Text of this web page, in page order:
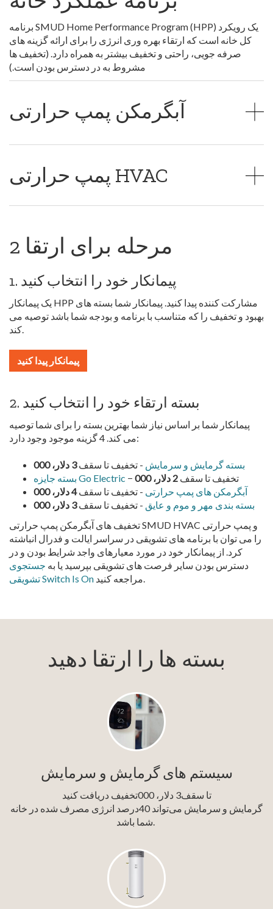
برنامه SMUD Home Performance Program (HPP) یک رویکرد
کل خانه است که ارتقاء بهره وری انرژی را برای ارائه گزینه های
صرفه جویی، راحتی و تخفیف بیشتر به همراه دارد. (تخفیف ها
مشروط به در دسترس بودن است.)
آبگرمکن پمپ حرارتی
پمپ حرارتی HVAC
2 مرحله برای ارتقا
1. پیمانکار خود را انتخاب کنید
یک پیمانکار HPP مشارکت کننده پیدا کنید. پیمانکار شما بسته های
بهبود و تخفیف را که متناسب با برنامه و بودجه شما باشد توصیه می
کند.
پیمانکار پیدا کنید
2. بسته ارتقاء خود را انتخاب کنید
پیمانکار شما بر اساس نیاز شما بهترین بسته را برای شما توصیه
می کند. 4 گزینه موجود وجود دارد:
بسته گرمایش و سرمایش - تخفیف تا سقف3 دلار، 000
بسته جایزه Go Electric
− تخفیف تا سقف
آبگرمکن های پمپ حرارتی - تخفیف تا سقف4 دلار، 000
بسته بندی مهر و موم و عایق - تخفیف تا سقف3 دلار، 000
تخفیف های آبگرمکن پمپ حرارتی SMUD HVAC و پمپ حرارتی
را می توان با برنامه های تشویقی در سراسر ایالت و فدرال انباشته
کرد. از پیمانکار خود در مورد معیارهای واجد شرایط بودن و در
دسترس بودن سایر فرصت های تشویقی بپرسید یا به جستجوی
تشویقی Switch Is On
مراجعه کنید.
بسته ها را ارتقا دهید
سیستم های گرمایش و سرمایش
تا سقف3 دلار، 000تخفیف دریافت کنید
گرمایش و سرمایش می‌تواند 40درصد انرژی مصرف شده در خانه